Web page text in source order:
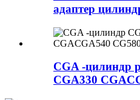
адаптер
CGA -цилиндр
CGA330